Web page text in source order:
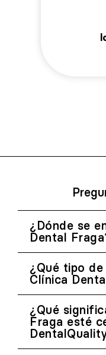
¿Dónde se
Dental
¿Qué tipo
Clínica
¿Qué
Fraga esté